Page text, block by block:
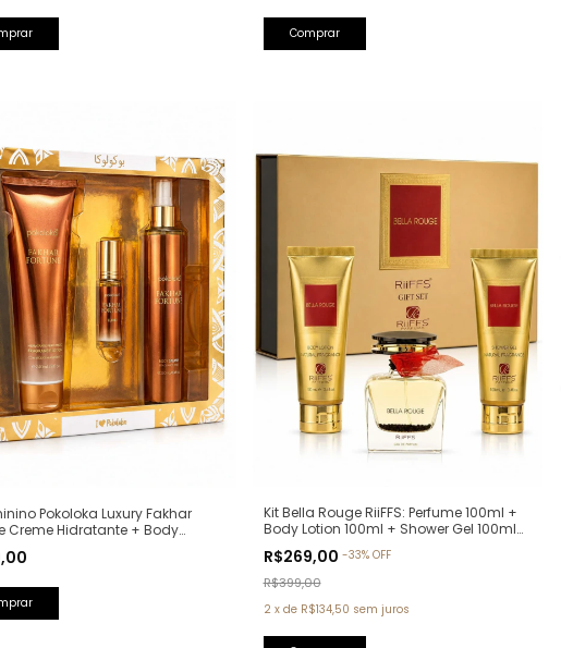
Pokoloka Luxury Fakhar
Creme Hidratante + Body
Rose Lattafa)
Kit Bella Rouge RiiFFS: Perfume 100ml +
Body Lotion 100ml + Shower Gel 100ml
(Ref. Olfativa: Coco Mademoiselle
Chanel)
R$269,00 -33% OFF
R$399,00
2 x de R$134,50 sem juros